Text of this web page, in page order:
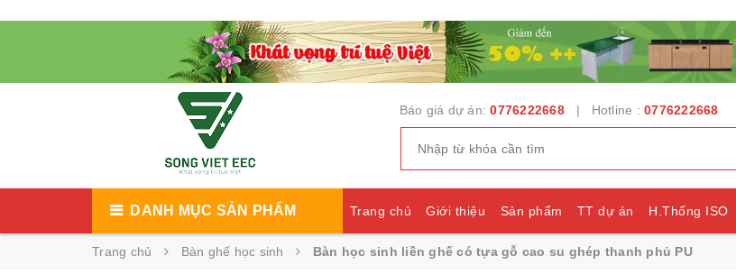
Báo giá dự án:0776222668| Hotline : 0776222668
DANH MỤC SẢN PHẨM Trang chủ Giới thiệu Sản phẩm TT dự án H.Thống ISO
Cataloge
Trang chủ Bàn ghế học sinh Bàn học sinh liền ghế có tựa gỗ cao su ghép thanh phủ PU